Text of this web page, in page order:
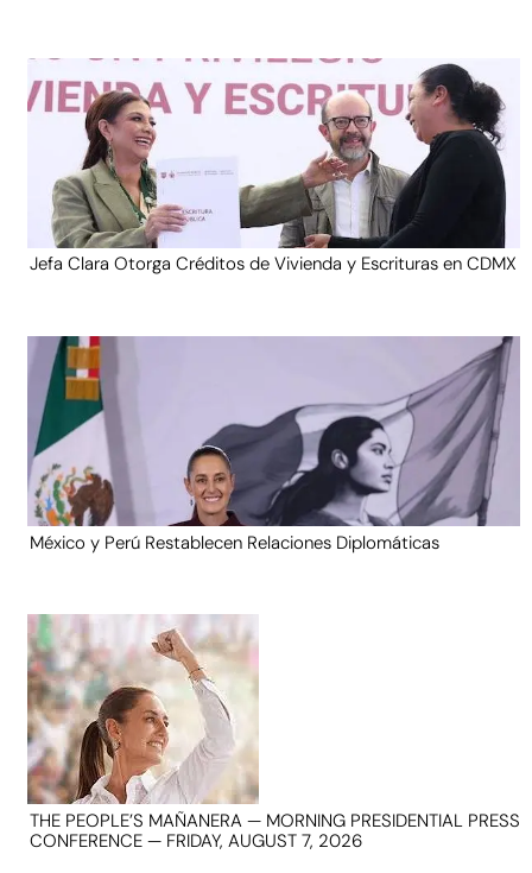
Jefa Clara Otorga Créditos de Vivienda y Escrituras en CDMX
México y Perú Restablecen Relaciones Diplomáticas
THE PEOPLE’S MAÑANERA — MORNING PRESIDENTIAL PRESS
CONFERENCE — FRIDAY, AUGUST 7, 2026